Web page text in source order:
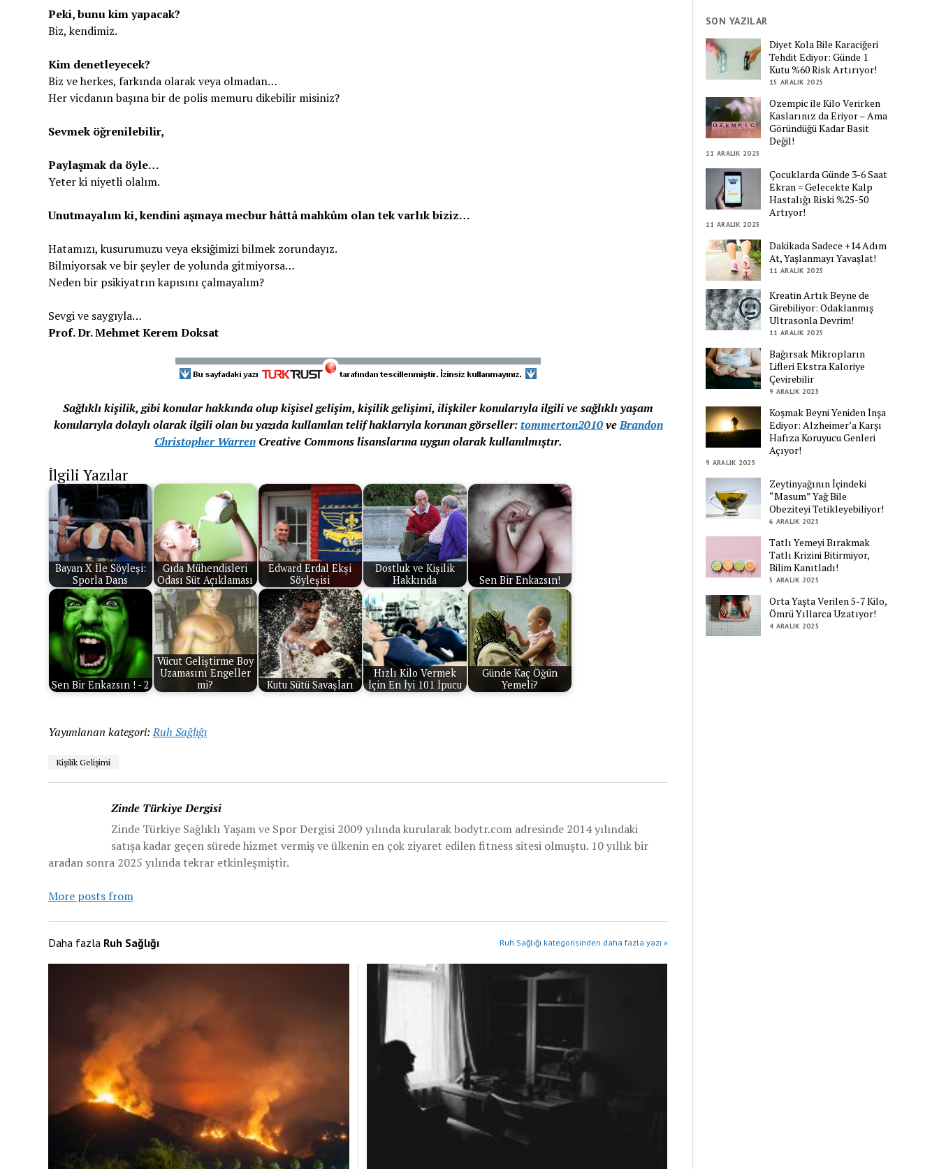
Peki, bunu kim yapacak?
Biz, kendimiz.
Kim denetleyecek?
Biz ve herkes, farkında olarak veya olmadan…
Her vicdanın başına bir de polis memuru dikebilir misiniz?
Sevmek öğrenilebilir,
Paylaşmak da öyle…
Yeter ki niyetli olalım.
Unutmayalım ki, kendini aşmaya mecbur hâttâ mahkûm olan tek varlık biziz…
Hatamızı, kusurumuzu veya eksiğimizi bilmek zorundayız.
Bilmiyorsak ve bir şeyler de yolunda gitmiyorsa…
Neden bir psikiyatrın kapısını çalmayalım?
Sevgi ve saygıyla…
Prof. Dr. Mehmet Kerem Doksat
Sağlıklı kişilik, gibi konular hakkında olup kişisel gelişim, kişilik gelişimi, ilişkiler konularıyla ilgili ve sağlıklı yaşam
konularıyla dolaylı olarak ilgili olan bu yazıda kullanılan telif haklarıyla korunan görseller:tommerton2010veBrandon
Christopher WarrenCreative Commons lisanslarına uygun olarak kullanılmıştır.
İlgili Yazılar
Bayan X İle Söyleşi:
Sporla Dans
Gıda Mühendisleri
Odası Süt Açıklaması
Edward Erdal Ekşi
Söyleşisi
Dostluk ve Kişilik
Hakkında
Sen Bir Enkazsın!
Sen Bir Enkazsın ! - 2
Vücut Geliştirme Boy
Uzamasını Engeller
mi?
Kutu Sütü Savaşları
Hızlı Kilo Vermek
İçin En İyi 101 İpucu
Günde Kaç Öğün
Yemeli?
Yayımlanan kategori: Ruh Sağlığı
Kişilik Gelişimi
Zinde Türkiye Dergisi
Zinde Türkiye Sağlıklı Yaşam ve Spor Dergisi 2009 yılında kurularak bodytr.com adresinde 2014 yılındaki
satışa kadar geçen sürede hizmet vermiş ve ülkenin en çok ziyaret edilen fitness sitesi olmuştu. 10 yıllık bir
aradan sonra 2025 yılında tekrar etkinleşmiştir.
More posts from
Daha fazla Ruh Sağlığı Ruh Sağlığı kategorisinden daha fazla yazı »
SON YAZILAR
Diyet Kola Bile Karaciğeri
Tehdit Ediyor: Günde 1
Kutu %60 Risk Artırıyor!
15 ARALIK 2025
Ozempic ile Kilo Verirken
Kaslarınız da Eriyor – Ama
Göründüğü Kadar Basit
Değil!
11 ARALIK 2025
Çocuklarda Günde 3-6 Saat
Ekran = Gelecekte Kalp
Hastalığı Riski %25-50
Artıyor!
11 ARALIK 2025
Dakikada Sadece +14 Adım
At, Yaşlanmayı Yavaşlat!
11 ARALIK 2025
Kreatin Artık Beyne de
Girebiliyor: Odaklanmış
Ultrasonla Devrim!
11 ARALIK 2025
Bağırsak Mikropların
Lifleri Ekstra Kaloriye
Çevirebilir
9 ARALIK 2025
Koşmak Beyni Yeniden İnşa
Ediyor: Alzheimer’a Karşı
Hafıza Koruyucu Genleri
Açıyor!
9 ARALIK 2025
Zeytinyağının İçindeki
“Masum” Yağ Bile
Obeziteyi Tetikleyebiliyor!
6 ARALIK 2025
Tatlı Yemeyi Bırakmak
Tatlı Krizini Bitirmiyor,
Bilim Kanıtladı!
5 ARALIK 2025
Orta Yaşta Verilen 5-7 Kilo,
Ömrü Yıllarca Uzatıyor!
4 ARALIK 2025